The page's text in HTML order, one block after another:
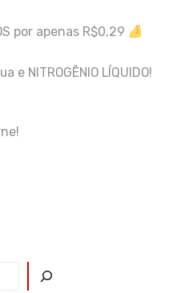
por apenas R$0,29
e NITROGÊNIO LÍQUIDO!